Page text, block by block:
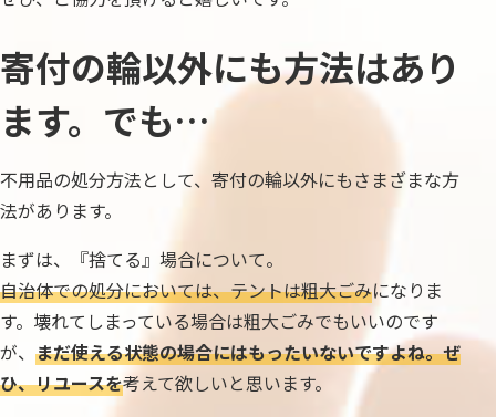
寄付の輪以外にも方法はあり
ます。でも…
不用品の処分方法として、寄付の輪以外にもさまざまな方
法があります。
まずは、『捨てる』場合について。
自治体での処分においては、テントは粗大ごみになりま
す。壊れてしまっている場合は粗大ごみでもいいのです
が、 まだ使える状態の場合にはもったいないですよね。ぜ
ひ、リユースを考えて欲しいと思います。